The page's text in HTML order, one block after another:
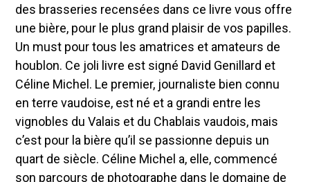
des brasseries recensées dans ce livre vous offre
une bière, pour le plus grand plaisir de vos papilles.
Un must pour tous les amatrices et amateurs de
houblon. Ce joli livre est signé David Genillard et
Céline Michel. Le premier, journaliste bien connu
en terre vaudoise, est né et a grandi entre les
vignobles du Valais et du Chablais vaudois, mais
c’est pour la bière qu’il se passionne depuis un
quart de siècle. Céline Michel a, elle, commencé
son parcours de photographe dans le domaine de